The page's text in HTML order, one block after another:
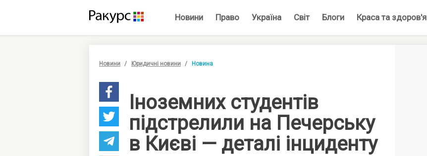
Новини Право Україна Світ Блоги Краса та здоров'я
Новини Юридичні новини Новина
Іноземних студентів
підстрелили на Печерську
в Києві — деталі інциденту